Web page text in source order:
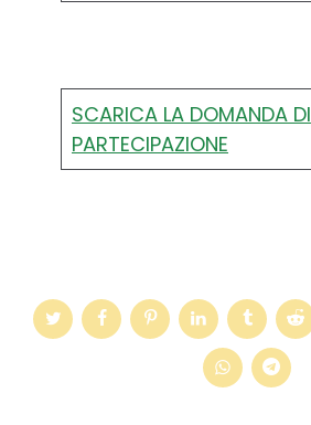
SCARICA LA DOMANDA DI
PARTECIPAZIONE